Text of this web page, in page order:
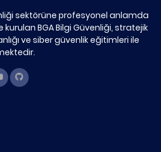
sektörüne profesyonel anlamda
BGA Bilgi Güvenliği, stratejik
ve siber güvenlik eğitimleri ile